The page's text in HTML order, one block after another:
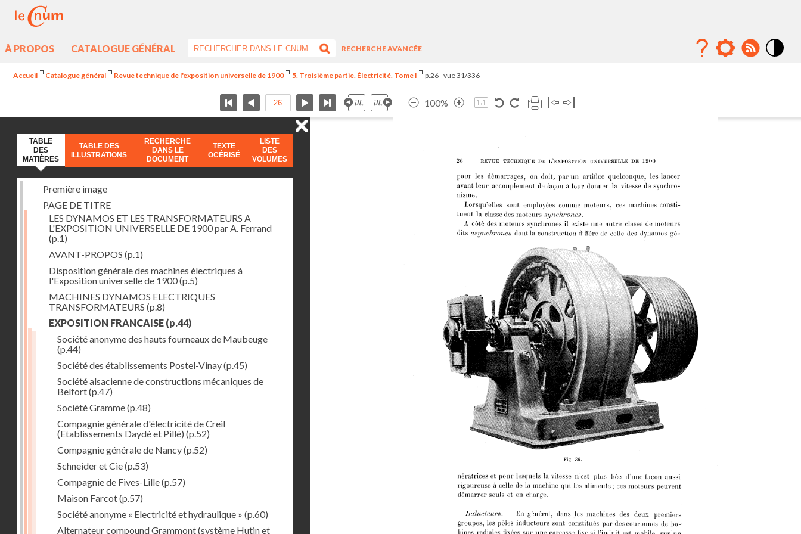
À PROPOS CATALOGUE GÉNÉRAL
RECHERCHE AVANCÉE
Accueil Catalogue général Revue technique de l'exposition universelle de 1900 5. Troisième partie. Électricité. Tome I p.26 - vue 31/336
100%
TABLE
DES
MATIÈRES
TABLE DES
ILLUSTRATIONS
RECHERCHE
DANS LE
DOCUMENT
TEXTE
OCÉRISÉ
LISTE
DES
VOLUMES
Première image
PAGE DE TITRE
LES DYNAMOS ET LES TRANSFORMATEURS A
L'EXPOSITION UNIVERSELLE DE 1900 par A. Ferrand
(p.1)
AVANT-PROPOS (p.1)
Disposition générale des machines électriques à
l'Exposition universelle de 1900(p.5)
MACHINES DYNAMOS ELECTRIQUES
TRANSFORMATEURS (p.8)
EXPOSITION FRANCAISE (p.44)
Société anonyme des hauts fourneaux de Maubeuge
(p.44)
Société des établissements Postel-Vinay(p.45)
Société alsacienne de constructions mécaniques de
Belfort(p.47)
Société Gramme(p.48)
Compagnie générale d'électricité de Creil
(Etablissements Daydé et Pillé) (p.52)
Compagnie générale de Nancy(p.52)
Schneider et Cie(p.53)
Compagnie de Fives-Lille(p.57)
Maison Farcot(p.57)
Société anonyme « Electricité et hydraulique » (p.60)
Alternateur compound Grammont (système Hutin et